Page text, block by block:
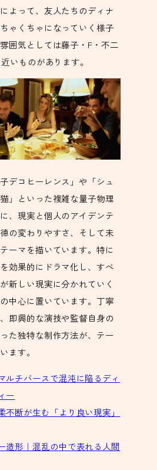
よって、友人たちのディナ
ゃくちゃになっていく様子
囲気としては藤子・F・不二
いものがあります。
デコヒーレンス」や「シュ
」といった複雑な量子物理
、現実と個人のアイデンテ
の変わりやすさ、そして未
ーマを描いています。特に
効果的にドラマ化し、すべ
新しい現実に分かれていく
中心に置いています。丁寧
即興的な演技や監督自身の
た独特な制作方法が、テー
ます。
ルチバースで混沌に陥るディ
ー
不断が生む「より良い現実」
造形｜混乱の中で表れる人間